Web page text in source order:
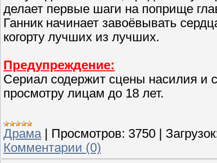
делает первые шаги на поприще
Ганник начинает завоёвывать
когорту лучших из лучших.
Предупреждение:
Сериал содержит сцены насилия и
просмотру лицам до 18 лет.
Драма| Просмотров: 3750
Комментарии (0)